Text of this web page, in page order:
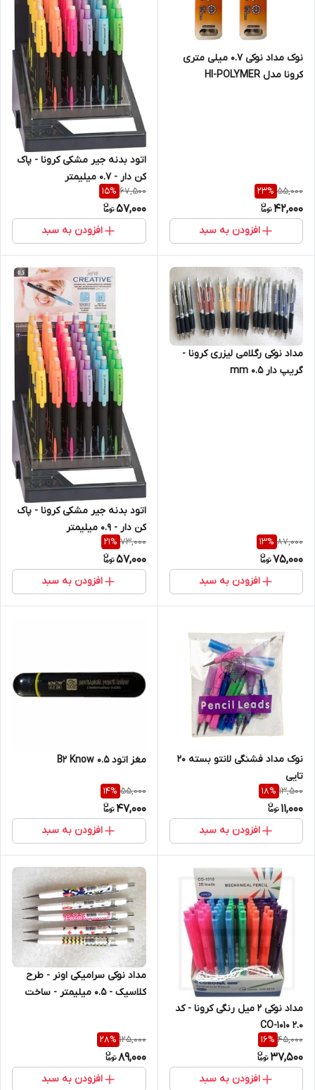
نوک مداد نوکی 0.7 میلی متری
کرونا مدل HI-POLYMER
55,000
23%
42,000
افزودن به سبد
اتود بدنه جیر مشکی کرونا - پاک
کن دار - 0.7 میلیمتر
67,500
15%
57,000
افزودن به سبد
مداد نوکی رگلامی لیزری کرونا -
گریپ دار 0.5 mm
87,000
13%
75,000
افزودن به سبد
اتود بدنه جیر مشکی کرونا - پاک
کن دار - 0.9 میلیمتر
73,000
21%
57,000
افزودن به سبد
نوک مداد فشنگی لانتو بسته 20
تایی
13,500
18%
11,000
افزودن به سبد
مغز اتود 0.5 B2 Know
55,000
14%
47,000
افزودن به سبد
مداد نوکی 2 میل رنگی کرونا - کد
CO-1010 2.0
45,000
16%
37,500
افزودن به سبد
مداد نوکی سرامیکی اونر - طرح
کلاسیک - 0.5 میلیمتر - ساخت
125,000
28%
89,000
افزودن به سبد